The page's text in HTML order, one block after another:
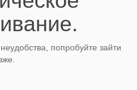
попробуйте зайти